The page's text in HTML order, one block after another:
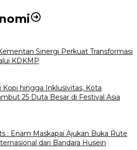
Sinergi Perkuat Transformasi
KDKMP
Kopi hingga Inklusivitas, Kota
25 Duta Besar di Festival Asia
: Enam Maskapai Ajukan Buka Rute
dari Bandara Husein